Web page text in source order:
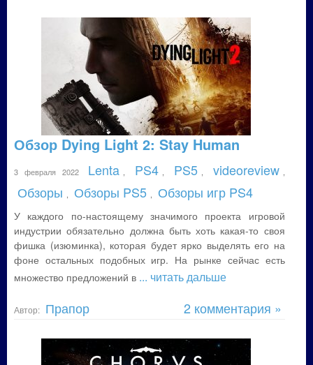
Обзор Dying Light 2: Stay Human
3 февраля 2022 Lenta PS4 PS5 videoreview
Обзоры Обзоры PS5 Обзоры игр PS4
У каждого по-настоящему значимого проекта игровой
индустрии обязательно должна быть хоть какая-то своя
фишка (изюминка), которая будет ярко выделять его на
фоне остальных подобных игр. На рынке сейчас есть
множество предложений в ... читать дальше
Автор: Прапор 2 комментария »